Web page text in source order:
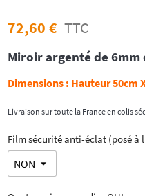
72,60 € TTC
Miroir argenté de 6mm
Dimensions : Hauteur 50cm
Livraison sur toute la France en colis
Film sécurité anti-éclat (posé à